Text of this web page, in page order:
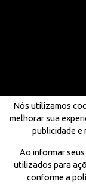
Nós utilizamos
melhorar sua
publicidade e
Ao informar
utilizados para
conforme a